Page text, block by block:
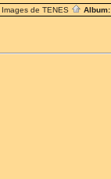
Images de TENES Album: